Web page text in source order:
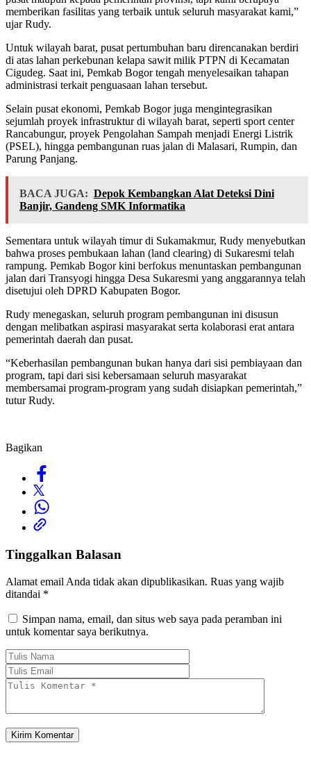
memberikan fasilitas yang terbaik untuk seluruh masyarakat kami,”
ujar Rudy.
Untuk wilayah barat, pusat pertumbuhan baru direncanakan berdiri
di atas lahan perkebunan kelapa sawit milik PTPN di Kecamatan
Cigudeg. Saat ini, Pemkab Bogor tengah menyelesaikan tahapan
administrasi terkait penguasaan lahan tersebut.
Selain pusat ekonomi, Pemkab Bogor juga mengintegrasikan
sejumlah proyek infrastruktur di wilayah barat, seperti sport center
Rancabungur, proyek Pengolahan Sampah menjadi Energi Listrik
(PSEL), hingga pembangunan ruas jalan di Malasari, Rumpin, dan
Parung Panjang.
BACA JUGA: Depok Kembangkan Alat Deteksi Dini
Banjir, Gandeng SMK Informatika
Sementara untuk wilayah timur di Sukamakmur, Rudy menyebutkan
bahwa proses pembukaan lahan (land clearing) di Sukaresmi telah
rampung. Pemkab Bogor kini berfokus menuntaskan pembangunan
jalan dari Transyogi hingga Desa Sukaresmi yang anggarannya telah
disetujui oleh DPRD Kabupaten Bogor.
Rudy menegaskan, seluruh program pembangunan ini disusun
dengan melibatkan aspirasi masyarakat serta kolaborasi erat antara
pemerintah daerah dan pusat.
“Keberhasilan pembangunan bukan hanya dari sisi pembiayaan dan
program, tapi dari sisi kebersamaan seluruh masyarakat
membersamai program-program yang sudah disiapkan pemerintah,”
tutur Rudy.
Bagikan
Tinggalkan Balasan
Alamat email Anda tidak akan dipublikasikan. Ruas yang wajib
ditandai *
Simpan nama, email, dan situs web saya pada peramban ini
untuk komentar saya berikutnya.